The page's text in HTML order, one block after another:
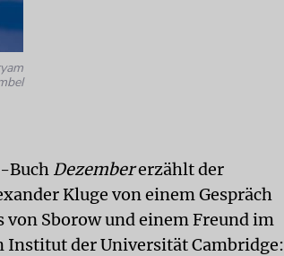
Buch Dezembererzählt der
Kluge von einem Gespräch
von Sborow und einem Freund im
Institut der Universität Cambridge: